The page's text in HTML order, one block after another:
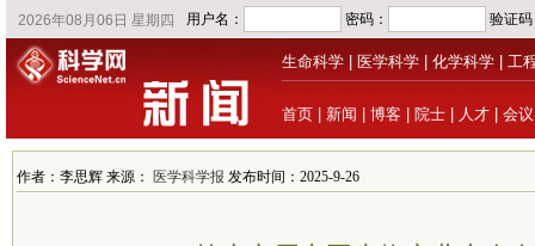
生命科学 医学科学 化学科学 工
首页 新闻 博客 院士 人才 会议
作者：李思辉 来源： 医学科学报 发布时间：2025-9-26